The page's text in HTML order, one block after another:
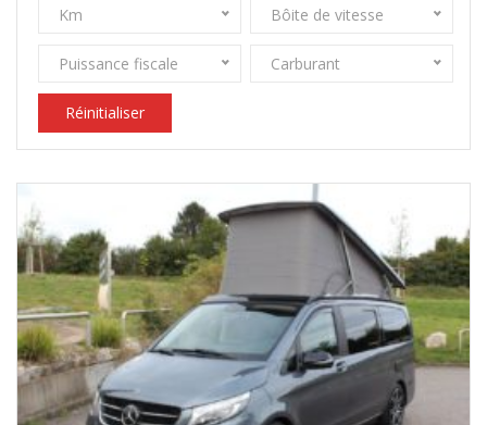
Km Bôite de vitesse
Puissance fiscale Carburant
Réinitialiser